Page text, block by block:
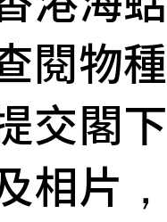
閱物種
交閣下
相片，